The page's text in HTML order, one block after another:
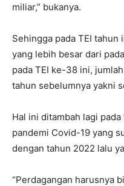
miliar,” bukanya.
Sehingga pada TEI
yang lebih besar dari
pada TEI ke-38 ini,
tahun sebelumnya yakni
Hal ini ditambah lagi
pandemi Covid-19 yang
dengan tahun 2022 lalu
“Perdagangan harusnya